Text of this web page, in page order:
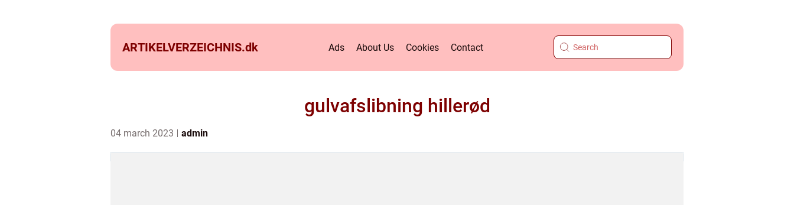
ARTIKELVERZEICHNIS.dk Ads About Us Cookies Contact
gulvafslibning hillerød
04 march 2023 admin